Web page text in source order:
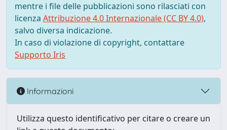
mentre i file delle pubblicazioni sono rilasciati con
licenza Attribuzione 4.0 Internazionale (CC BY 4.0),
salvo diversa indicazione.
In caso di violazione di copyright, contattare
Supporto Iris
Informazioni
Utilizza questo identificativo per citare o creare un